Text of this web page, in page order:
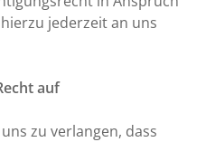
jederzeit an uns
auf
zu verlangen, dass